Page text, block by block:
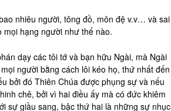
nhiêu người, tông đồ, môn đệ v.v… và sai
mọi hạng người như thế nào.
dạy các tôi tớ và bạn hữu Ngài, mà Ngài
người bằng cách lôi kéo họ, thứ nhất đến
bởi đó Thiên Chúa được phụng sự và nếu
chê, bởi vì hai điều ấy mà có đức khiêm
sự giầu sang, bậc thứ hai là những sự nhục